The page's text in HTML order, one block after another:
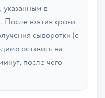
указанным в
После взятия крови
сыворотки (с
оставить на
после чего